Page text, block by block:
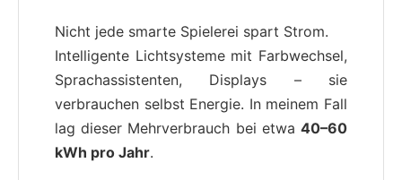
Nicht jede smarte Spielerei spart Strom.
Intelligente Lichtsysteme mit Farbwechsel,
Sprachassistenten, Displays – sie
verbrauchen selbst Energie. In meinem Fall
lag dieser Mehrverbrauch bei etwa 40–60
kWh pro Jahr.